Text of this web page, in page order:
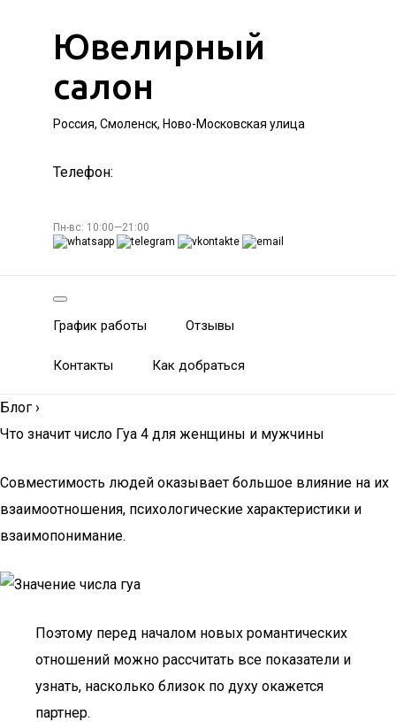
Ювелирный
салон
Россия, Смоленск, Ново-Московская улица
Телефон:
Пн-вс: 10:00—21:00
График работы Отзывы
Контакты Как добраться
Блог ›
Что значит число Гуа 4 для женщины и мужчины
Совместимость людей оказывает большое влияние на их
взаимоотношения, психологические характеристики и
взаимопонимание.
Поэтому перед началом новых романтических
отношений можно рассчитать все показатели и
узнать, насколько близок по духу окажется
партнер.